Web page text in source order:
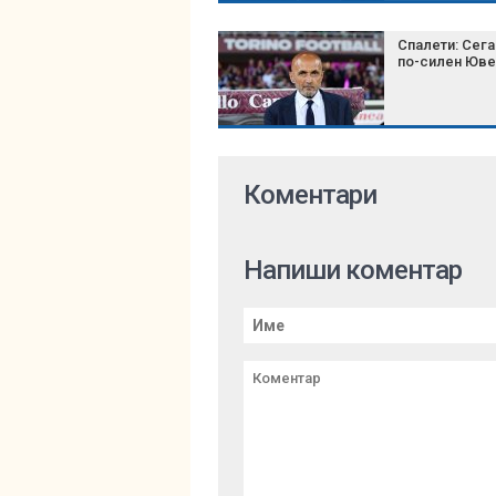
Спалети:
по-силен
Коментари
Напиши коментар